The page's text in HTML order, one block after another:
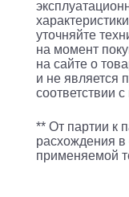
1GB
/
2
x
уточняйте
на момент
на сайте о
и не является
соответствии
** От партии к
расхождения в
применяемой